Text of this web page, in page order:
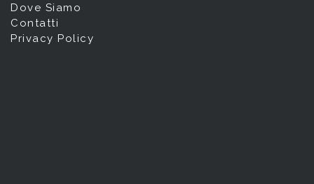
Dove Siamo
Contatti
Privacy Policy